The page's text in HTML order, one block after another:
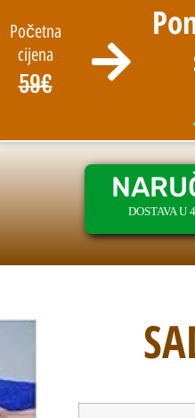
Početna
cijena
59€
DOSTAVA U